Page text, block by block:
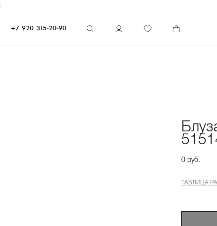
+7 920 315-20-90
0 руб.
ТАБЛИЦА